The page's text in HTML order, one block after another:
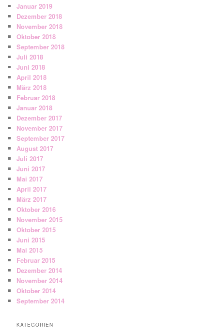
Januar 2019
Dezember 2018
November 2018
Oktober 2018
September 2018
Juli 2018
Juni 2018
April 2018
März 2018
Februar 2018
Januar 2018
Dezember 2017
November 2017
September 2017
August 2017
Juli 2017
Juni 2017
Mai 2017
April 2017
März 2017
Oktober 2016
November 2015
Oktober 2015
Juni 2015
Mai 2015
Februar 2015
Dezember 2014
November 2014
Oktober 2014
September 2014
KATEGORIEN